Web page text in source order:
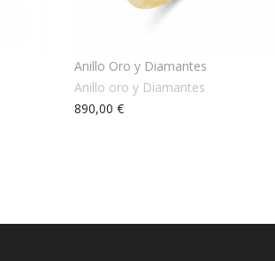
Anillo Oro y Diamantes
Anillo oro y Diamantes
890,00 €